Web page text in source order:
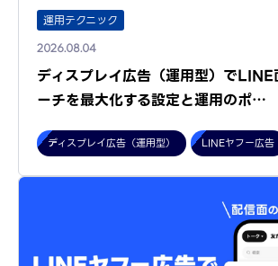
運用テクニック
2026.08.04
ディスプレイ広告（運用型）でLINE
ーチを最大化する設定と運用のポ…
ディスプレイ広告（運用型） LINEヤフー広告